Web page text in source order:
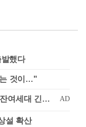
했다
는 것이…"
설 확산